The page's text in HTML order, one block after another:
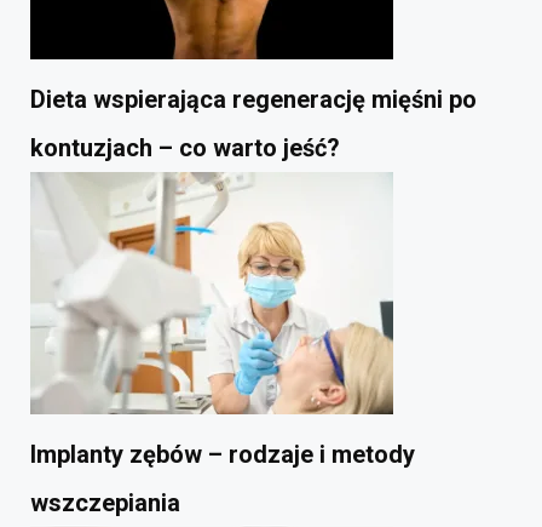
Dieta wspierająca regenerację mięśni po
kontuzjach – co warto jeść?
Implanty zębów – rodzaje i metody
wszczepiania